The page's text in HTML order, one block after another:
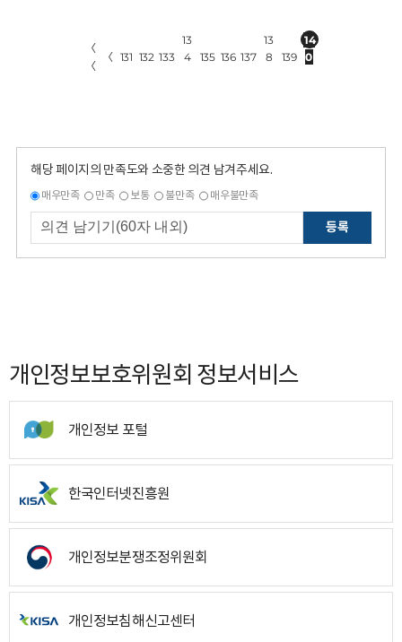
〈
〈
〈 131 132 133
13
4
135 136 137
13
8
139
14
0
해당 페이지의 만족도와 소중한 의견 남겨주세요.
매우만족 만족 보통 불만족 매우불만족
등록
개인정보보호위원회 정보서비스
개인정보 포털
한국인터넷진흥원
개인정보분쟁조정위원회
개인정보침해신고센터